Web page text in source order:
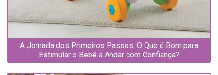
A Jornada dos Primeiros Passos: O Que é Bom para
Estimular o Bebê a Andar com Confiança?